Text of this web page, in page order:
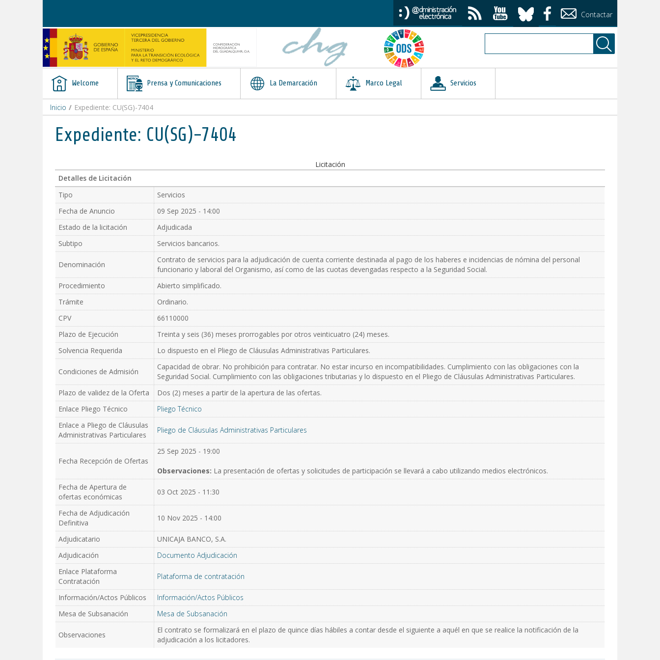
Contactar
Welcome Prensa y Comunicaciones La Demarcación Marco Legal Servicios
Inicio / Expediente: CU(SG)-7404
Expediente: CU(SG)-7404
Licitación
Detalles de Licitación
Tipo
Servicios
Fecha de Anuncio
09 Sep 2025 - 14:00
Estado de la licitación
Adjudicada
Subtipo
Servicios bancarios.
Denominación
Contrato de servicios para la adjudicación de cuenta corriente destinada al pago de los haberes e incidencias de nómina del personal
funcionario y laboral del Organismo, así como de las cuotas devengadas respecto a la Seguridad Social.
Procedimiento
Abierto simplificado.
Trámite
Ordinario.
CPV
66110000
Plazo de Ejecución
Treinta y seis (36) meses prorrogables por otros veinticuatro (24) meses.
Solvencia Requerida
Lo dispuesto en el Pliego de Cláusulas Administrativas Particulares.
Condiciones de Admisión
Capacidad de obrar. No prohibición para contratar. No estar incurso en incompatibilidades. Cumplimiento con las obligaciones con la
Seguridad Social. Cumplimiento con las obligaciones tributarias y lo dispuesto en el Pliego de Cláusulas Administrativas Particulares.
Plazo de validez de la Oferta
Dos (2) meses a partir de la apertura de las ofertas.
Enlace Pliego Técnico
Pliego Técnico
Enlace a Pliego de Cláusulas
Administrativas Particulares
Pliego de Cláusulas Administrativas Particulares
Fecha Recepción de Ofertas
25 Sep 2025 - 19:00
Observaciones: La presentación de ofertas y solicitudes de participación se llevará a cabo utilizando medios electrónicos.
Fecha de Apertura de
ofertas económicas
03 Oct 2025 - 11:30
Fecha de Adjudicación
Definitiva
10 Nov 2025 - 14:00
Adjudicatario
UNICAJA BANCO, S.A.
Adjudicación
Documento Adjudicación
Enlace Plataforma
Contratación
Plataforma de contratación
Información/Actos Públicos
Información/Actos Públicos
Mesa de Subsanación
Mesa de Subsanación
Observaciones
El contrato se formalizará en el plazo de quince días hábiles a contar desde el siguiente a aquél en que se realice la notificación de la
adjudicación a los licitadores.